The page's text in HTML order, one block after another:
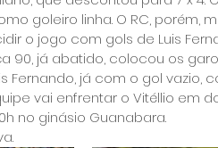
goleiro linha. O RC,
o jogo com gols de Luis
90, já abatido, colocou os
Fernando, já com o gol
vai enfrentar o Vitéllio em
no ginásio Guanabara.